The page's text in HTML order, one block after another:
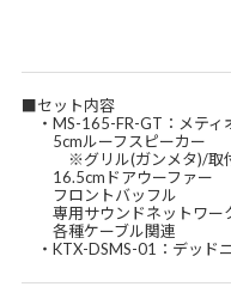
■セット内容
・MS-165-FR-GT：メティ
5cmルーフスピーカー
※グリル(ガンメタ)/取付
16.5cmドアウーファー
フロントバッフル
専用サウンドネットワー
各種ケーブル関連
・KTX-DSMS-01：デッド